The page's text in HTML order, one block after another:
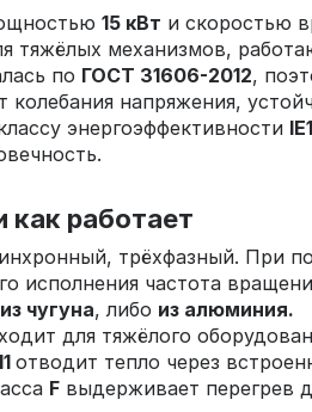
15 кВт и скоростью
тяжёлых механизмов,
по ГОСТ 31606-2012,
напряжения,
энергоэффективности IE1
как работает
трёхфазный. При
исполнения частота
из чугуна, либо из алюминия.
для тяжёлого
отводит тепло через
F выдерживает перегрев